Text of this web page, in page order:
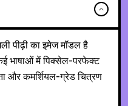
पीढ़ी का इमेज मॉडल है
में पिक्सेल-परफेक्ट
और कमर्शियल-ग्रेड चित्रण